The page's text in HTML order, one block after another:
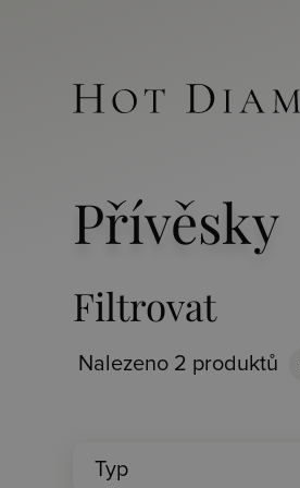
Přívěsky
Filtrovat
Nalezeno 2 produktů
Typ